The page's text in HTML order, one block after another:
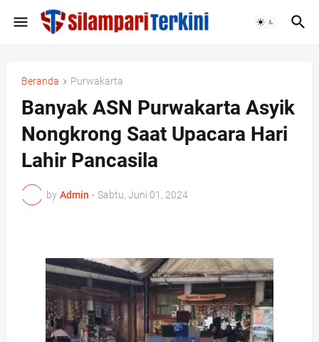
Beranda Purwakarta
Banyak ASN Purwakarta Asyik
Nongkrong Saat Upacara Hari
Lahir Pancasila
by Admin - Sabtu, Juni 01, 2024